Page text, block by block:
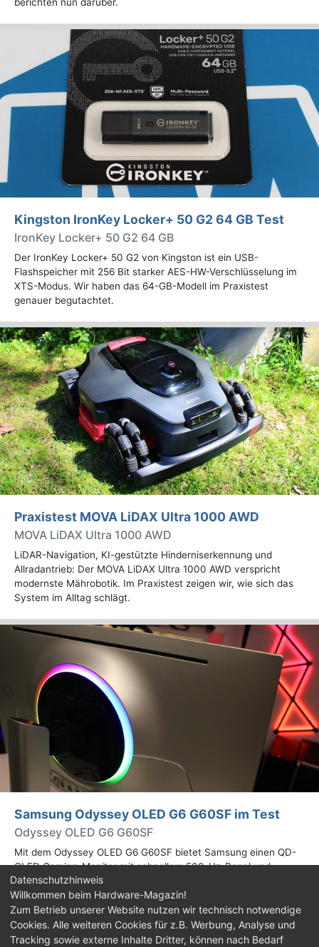
berichten nun darüber.
Kingston IronKey Locker+ 50 G2 64 GB Test
IronKey Locker+ 50 G2 64 GB
Der IronKey Locker+ 50 G2 von Kingston ist ein USB-
Flashspeicher mit 256 Bit starker AES-HW-Verschlüsselung im
XTS-Modus. Wir haben das 64-GB-Modell im Praxistest
genauer begutachtet.
Praxistest MOVA LiDAX Ultra 1000 AWD
MOVA LiDAX Ultra 1000 AWD
LiDAR-Navigation, KI-gestützte Hinderniserkennung und
Allradantrieb: Der MOVA LiDAX Ultra 1000 AWD verspricht
modernste Mährobotik. Im Praxistest zeigen wir, wie sich das
System im Alltag schlägt.
Samsung Odyssey OLED G6 G60SF im Test
Odyssey OLED G6 G60SF
Mit dem Odyssey OLED G6 G60SF bietet Samsung einen QD-
OLED Gaming-Monitor mit schnellem 500-Hz-Panel und
WQHD-Auflösung an. Wir haben den 27 Zoll großen Monitor auf
Herz und Nieren geprüft.
Impressum| Kontakt |Jobs |Datenschutz |
Datenschutzhinweis
Willkommen beim Hardware-Magazin!
Zum Betrieb unserer Website nutzen wir technisch notwendige
Cookies. Alle weiteren Cookies für z.B. Werbung, Analyse und
Tracking sowie externe Inhalte Dritter, können nach Bedarf